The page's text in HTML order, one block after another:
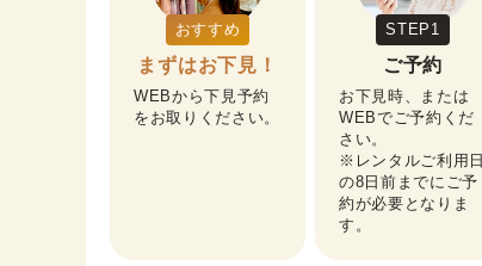
おすすめ
まずはお下見！
WEBから下見予約
をお取りください。
STEP1
ご予約
お下見時、または
WEBでご予約くだ
さい。
※レンタルご利用日
の8日前までにご予
約が必要となりま
す。